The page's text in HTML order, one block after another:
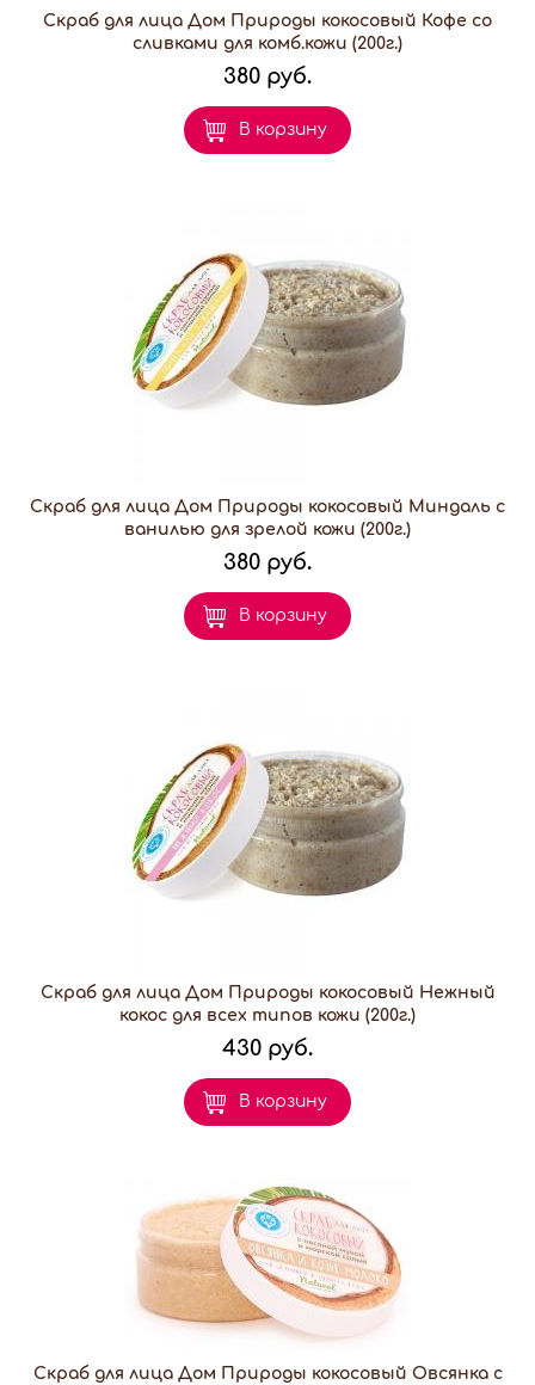
Скраб для лица Дом Природы кокосовый Кофе со
сливками для комб.кожи (200г.)
380 руб.
В корзину
Скраб для лица Дом Природы кокосовый Миндаль с
ванилью для зрелой кожи (200г.)
380 руб.
В корзину
Скраб для лица Дом Природы кокосовый Нежный
кокос для всех типов кожи (200г.)
430 руб.
В корзину
Скраб для лица Дом Природы кокосовый Овсянка с